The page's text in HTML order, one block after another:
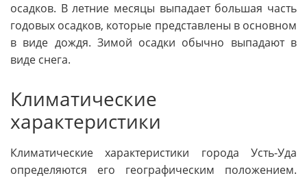
осадков. В летние месяцы выпадает большая часть
годовых осадков, которые представлены в основном
в виде дождя. Зимой осадки обычно выпадают в
виде снега.
Климатические
характеристики
Климатические характеристики города Усть-Уда
определяются его географическим положением.